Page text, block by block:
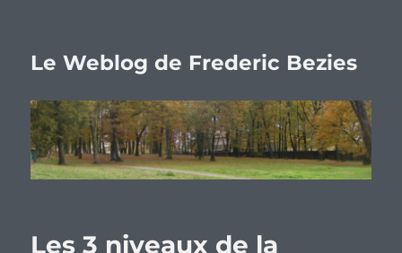
Le Weblog de Frederic Bezies
Les 3 niveaux de la